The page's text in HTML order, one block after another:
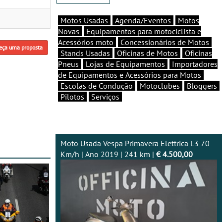
uma proposta
Motos Usadas Agenda/Eventos
Motos
Novas
Equipamentos para motociclista e
Acessórios moto
Concessionários de Motos
Stands Usadas
Oficinas de Motos
Oficinas
Pneus
Lojas de Equipamentos
Importadores
de Equipamentos e Acessórios para Motos
Escolas de Condução
Motoclubes
Bloggers
Pilotos
Serviços
Moto Usada Vespa Primavera Elettrica L3 70
Km/h | Ano 2019 | 241 km | € 4.500,00